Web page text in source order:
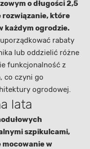
o długości 2,5
które
każdym ogrodzie.
rabaty
lub oddzielić różne
funkcjonalność z
co czyni go
ogrodowej.
lata
szpikulcami,
mocowanie w